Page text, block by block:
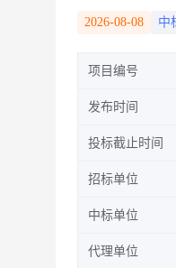
2026-08-08 中
项目编号
发布时间
投标截止时间
招标单位
中标单位
代理单位